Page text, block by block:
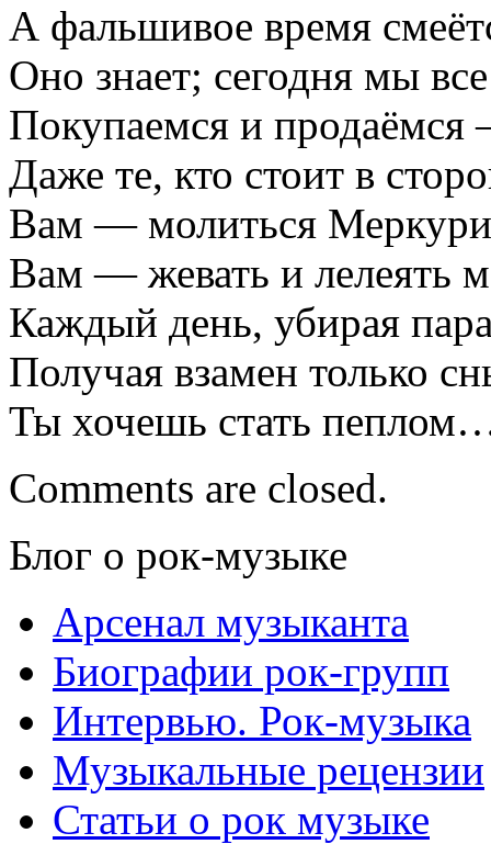
А фальшивое время
Оно знает; сегодня мы все
Покупаемся и
Даже те, кто стоит в
Вам — молиться
Вам — жевать и лелеять
Каждый день, убирая
Получая взамен только
Ты хочешь стать
Comments are closed.
Блог о рок-музыке
Арсенал музыканта
Биографии рок-групп
Интервью. Рок-музыка
Музыкальные рецензии
Статьи о рок музыке